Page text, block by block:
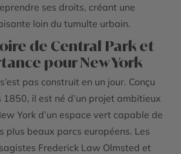
ses droits, créant une
loin du tumulte urbain.
de Central Park et
pour New York
pas construit en un jour. Conçu
1850, il est né d’un projet ambitieux
York d’un espace vert capable de
plus beaux parcs européens. Les
Frederick Law Olmsted et